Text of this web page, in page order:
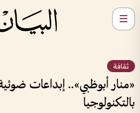
ثقافة
«منار أبوظبي».. إبداعات
بالتكنولوجيا